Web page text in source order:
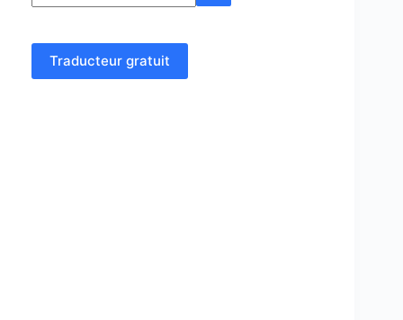
Traducteur gratuit